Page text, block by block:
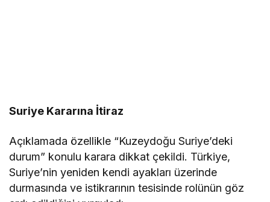
Suriye Kararına İtiraz
Açıklamada özellikle “Kuzeydoğu Suriye’deki
durum” konulu karara dikkat çekildi. Türkiye,
Suriye’nin yeniden kendi ayakları üzerinde
durmasında ve istikrarının tesisinde rolünün göz